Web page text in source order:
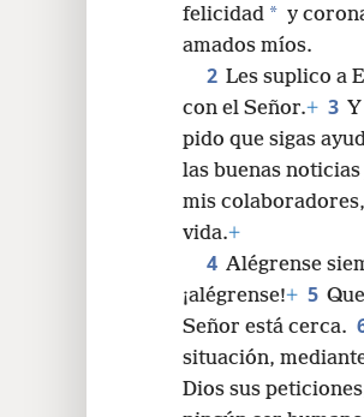
felicidad * y
amados míos.
2 Les suplico a
con el Señor.+ 3
pido que sigas
las buenas
mis
vida.+
4 Alégrense
¡alégrense!+ 5
Señor está cerca.
situación,
Dios sus